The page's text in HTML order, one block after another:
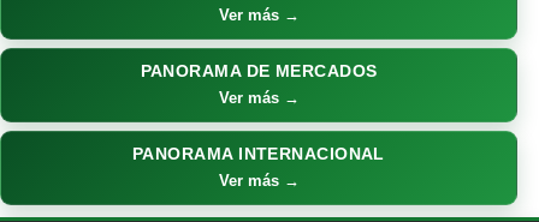
Ver más →
PANORAMA DE MERCADOS
Ver más →
PANORAMA INTERNACIONAL
Ver más →